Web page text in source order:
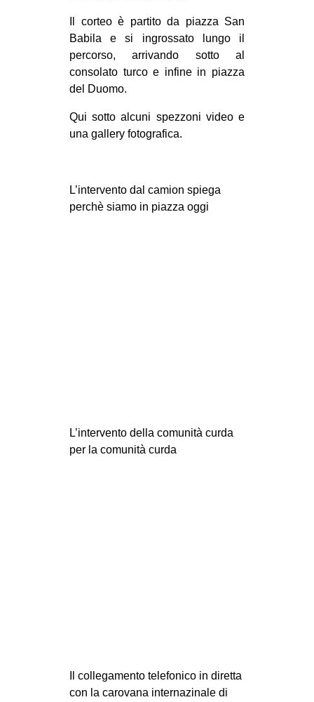
CULTURE
ARTE
MUSICA
RECENSIONI
AFRICA
AMERICHE
tw
Il corteo è partito da piazza San
Babila e si ingrossato lungo il
percorso, arrivando sotto al
consolato turco e infine in piazza
del Duomo.
Qui sotto alcuni spezzoni video e
una gallery fotografica.
L’intervento dal camion spiega
perchè siamo in piazza oggi
L’intervento della comunità curda
per la comunità curda
Il collegamento telefonico in diretta
con la carovana internazinale di